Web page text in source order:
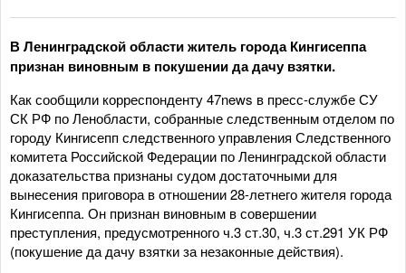
В Ленинградской области житель города Кингисеппа
признан виновным в покушении да дачу взятки.
Как сообщили корреспонденту 47news в пресс-службе СУ
СК РФ по Ленобласти, собранные следственным отделом по
городу Кингисепп следственного управления Следственного
комитета Российской Федерации по Ленинградской области
доказательства признаны судом достаточными для
вынесения приговора в отношении 28-летнего жителя города
Кингисеппа. Он признан виновным в совершении
преступления, предусмотренного ч.3 ст.30, ч.3 ст.291 УК РФ
(покушение да дачу взятки за незаконные действия).